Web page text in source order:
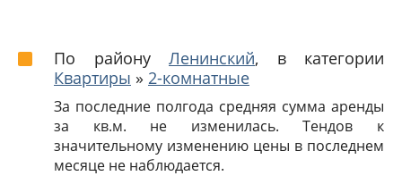
По району Ленинский, в категории
Квартиры » 2-комнатные
За последние полгода средняя сумма аренды
за кв.м. не изменилась. Тендов к
значительному изменению цены в последнем
месяце не наблюдается.